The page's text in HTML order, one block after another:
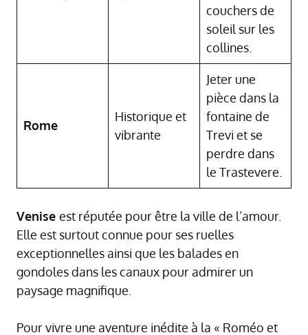
couchers de
soleil sur les
collines.
Rome
Historique et
vibrante
Jeter une
pièce dans la
fontaine de
Trevi et se
perdre dans
le Trastevere.
Venise est réputée pour être la ville de l’amour.
Elle est surtout connue pour ses ruelles
exceptionnelles ainsi que les balades en
gondoles dans les canaux pour admirer un
paysage magnifique.
Pour vivre une aventure inédite à la « Roméo et